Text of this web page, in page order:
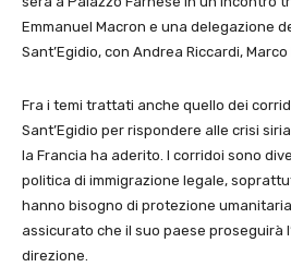
Emmanuel Macron e una delegazione
Sant’Egidio, con Andrea Riccardi,
Fra i temi trattati anche quello dei
Sant’Egidio per rispondere alle crisi
la Francia ha aderito. I corridoi sono
politica di immigrazione legale,
hanno bisogno di protezione
assicurato che il suo paese proseguirà
direzione.